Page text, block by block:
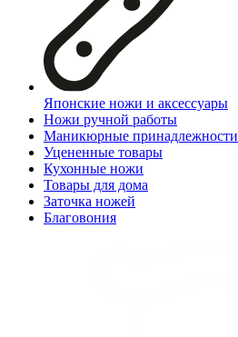
Японские ножи и аксессуары
Ножи ручной работы
Маникюрные принадлежности
Уцененные товары
Кухонные ножи
Товары для дома
Заточка ножей
Благовония